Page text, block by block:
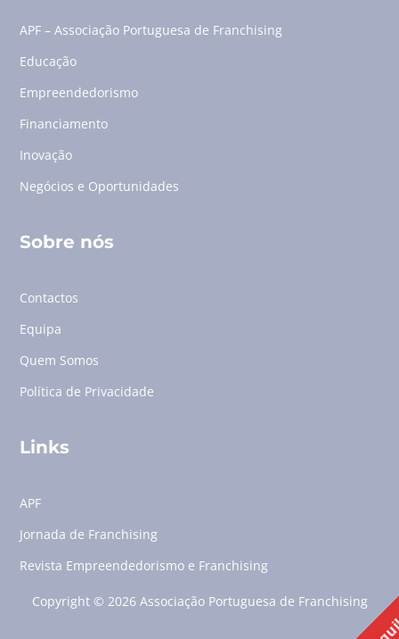
APF – Associação Portuguesa de Franchising
Educação
Empreendedorismo
Financiamento
Inovação
Negócios e Oportunidades
Sobre nós
Contactos
Equipa
Quem Somos
Política de Privacidade
Links
APF
Jornada de Franchising
Revista Empreendedorismo e Franchising
Copyright © 2026 Associação Portuguesa de Franchising